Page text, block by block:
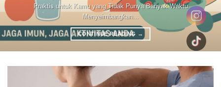
Praktis untuk Kamu yang Tidak Punya Banyak Waktu
Menyeimbangkan...
CONTINUE READING →